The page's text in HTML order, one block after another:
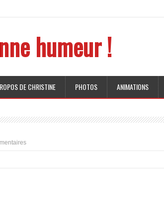
humeur !
DE CHRISTINE PHOTOS ANIMATIONS